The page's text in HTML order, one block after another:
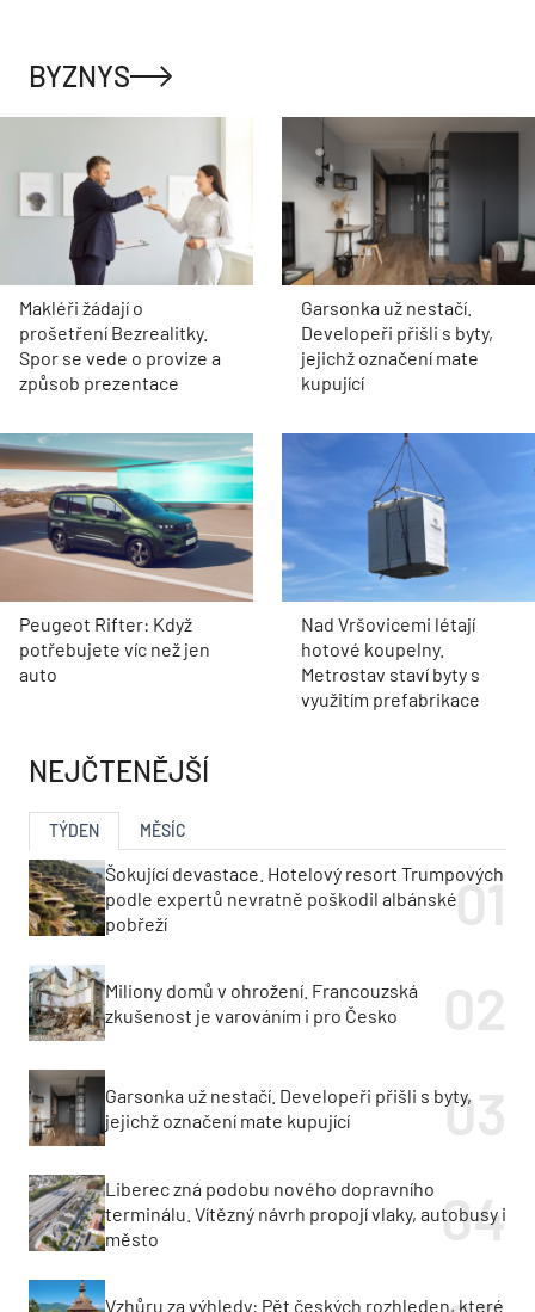
BYZNYS
Makléři žádají o
prošetření Bezrealitky.
Spor se vede o provize a
způsob prezentace
Garsonka už nestačí.
Developeři přišli s byty,
jejichž označení mate
kupující
Peugeot Rifter: Když
potřebujete víc než jen
auto
Nad Vršovicemi létají
hotové koupelny.
Metrostav staví byty s
využitím prefabrikace
NEJČTENĚJŠÍ
TÝDEN MĚSÍC
Šokující devastace. Hotelový resort Trumpových
podle expertů nevratně poškodil albánské
pobřeží
Miliony domů v ohrožení. Francouzská
zkušenost je varováním i pro Česko
Garsonka už nestačí. Developeři přišli s byty,
jejichž označení mate kupující
Liberec zná podobu nového dopravního
terminálu. Vítězný návrh propojí vlaky, autobusy i
město
Vzhůru za výhledy: Pět českých rozhleden, které